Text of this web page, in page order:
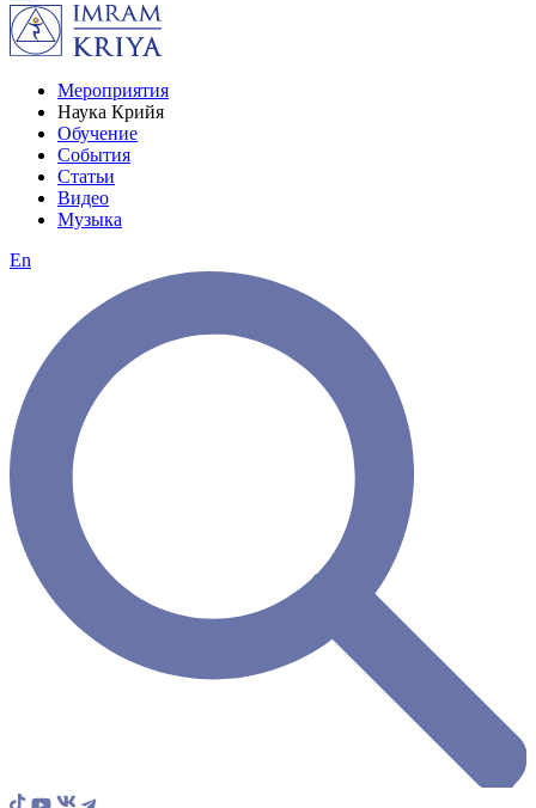
Мероприятия
Наука Крийя
Обучение
События
Статьи
Видео
Музыка
En